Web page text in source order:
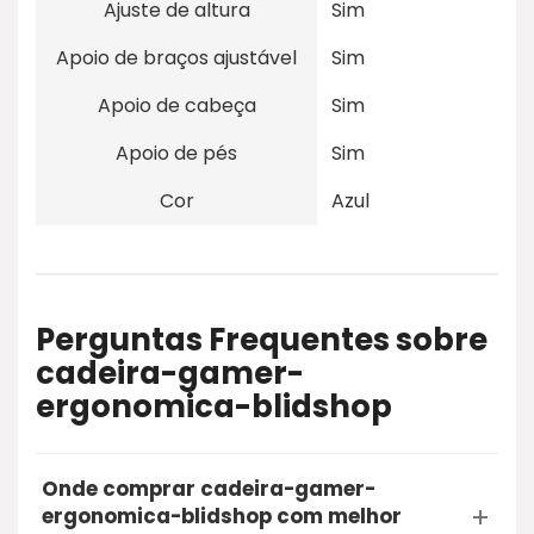
Ajuste de altura
Sim
Apoio de braços ajustável
Sim
Apoio de cabeça
Sim
Apoio de pés
Sim
Cor
Azul
Perguntas Frequentes sobre
cadeira-gamer-
ergonomica-blidshop
Onde comprar cadeira-gamer-
ergonomica-blidshop com melhor